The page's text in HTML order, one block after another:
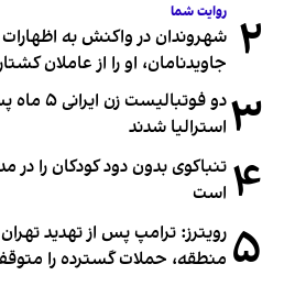
۲ روایت شما
شهروندان در واکنش به اظهارات
جاویدنامان، او را از عاملان
۳
دو
استرالیا شدند
۴ تنباکوی بدون دود کودکان را در
است
۵ رویترز: ترامپ پس از تهدید
منطقه، حملات گسترده را